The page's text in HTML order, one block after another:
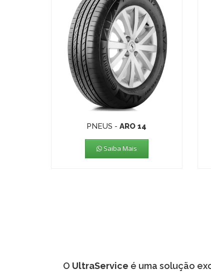
PNEUS - ARO 14
Saiba Mais
O UltraService é uma solução